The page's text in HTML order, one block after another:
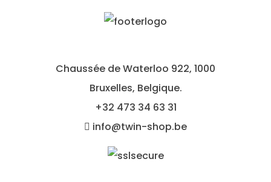
Chaussée de Waterloo 922, 1000
Bruxelles, Belgique.
+32 473 34 63 31
info@twin-shop.be